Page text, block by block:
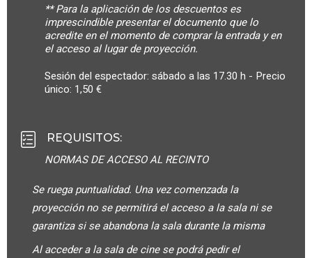
** Para la aplicación de los descuentos es
imprescindible presentar el documento que lo
acredite en el momento de comprar la entrada y en
el acceso al lugar de proyección.
Sesión del espectador: sábado a las 17.30 h - Precio
único: 1,50 €
REQUISITOS:
NORMAS DE ACCESO AL RECINTO
Se ruega puntualidad. Una vez comenzada la
proyección no se permitirá el acceso a la sala ni se
garantiza si se abandona la sala durante la misma
Al acceder a la sala de cine se podrá pedir el